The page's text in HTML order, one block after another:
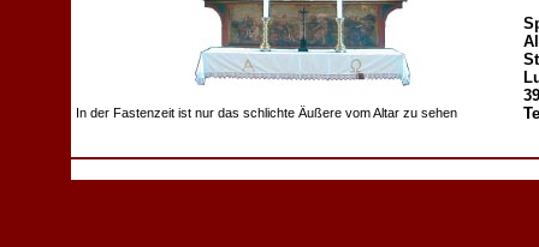
In der Fastenzeit ist nur das schlichte Äußere vom Altar zu sehen